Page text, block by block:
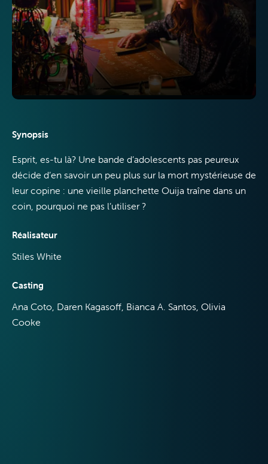
Internet
Mobile
Synopsis
Esprit, es-tu là? Une bande d’adolescents pas peureux
décide d’en savoir un peu plus sur la mort mystérieuse de
leur copine : une vieille planchette Ouija traîne dans un
coin, pourquoi ne pas l’utiliser ?
Réalisateur
Stiles White
Casting
Ana Coto, Daren Kagasoff, Bianca A. Santos, Olivia
Cooke